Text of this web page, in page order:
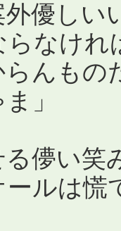
優しい
らなけ
らんも
」
儚い笑
ールは慌